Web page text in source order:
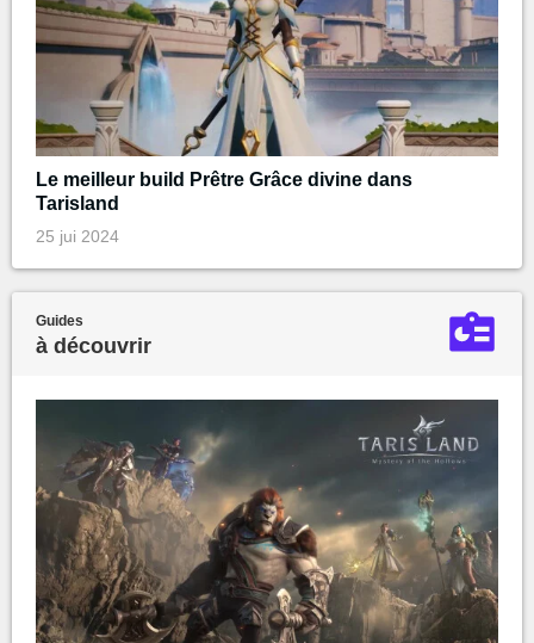
Le meilleur build Prêtre Grâce divine dans
Tarisland
25 jui 2024
Guides
à découvrir